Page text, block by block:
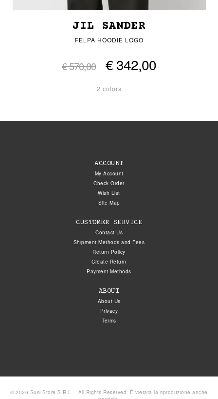
JIL SANDER
FELPA HOODIE LOGO
€ 570,00 € 342,00
2 colors
ACCOUNT
My Account
Check Order
Wish List
Site Map
CUSTOMER SERVICE
Contact Us
Shipment Methods and Fees
Return Policy
Create Return
Payment Methods
ABOUT
About Us
Privacy
Terms
© 2026 Susi Store S.R.L. - All Rights Reserved. È vietata la riproduzione anche